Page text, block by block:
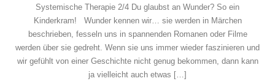
Historie der Privatsphäre-
Einstellungen
Einwilligungen widerrufen
Systemische Therapie 2/4 Du glaubst an Wunder? So ein
Kinderkram! Wunder kennen wir… sie werden in Märchen
beschrieben, fesseln uns in spannenden Romanen oder Filme
werden über sie gedreht. Wenn sie uns immer wieder faszinieren und
wir gefühlt von einer Geschichte nicht genug bekommen, dann kann
ja vielleicht auch etwas […]